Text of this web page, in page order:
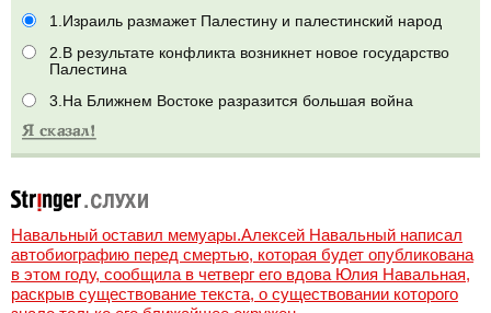
1.Израиль размажет Палестину и палестинский народ
2.В результате конфликта возникнет новое государство
Палестина
3.На Ближнем Востоке разразится большая война
Навальный оставил мемуары.Алексей Навальный написал
автобиографию перед смертью, которая будет опубликована
в этом году, сообщила в четверг его вдова Юлия Навальная,
раскрыв существование текста, о существовании которого